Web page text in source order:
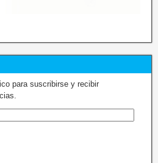
para suscribirse y recibir